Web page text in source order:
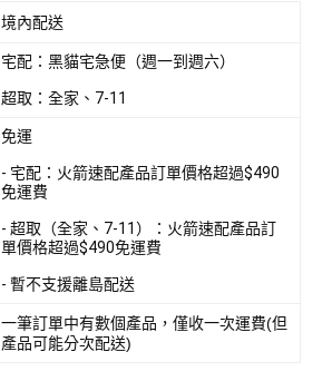
境內配送
宅配：黑貓宅急便（週一到週六）
超取：全家、7-11
免運
- 宅配：火箭速配產品訂單價格超過$490
免運費
- 超取（全家、7-11）：火箭速配產品訂
單價格超過$490免運費
- 暫不支援離島配送
一筆訂單中有數個產品，僅收一次運費(但
產品可能分次配送)